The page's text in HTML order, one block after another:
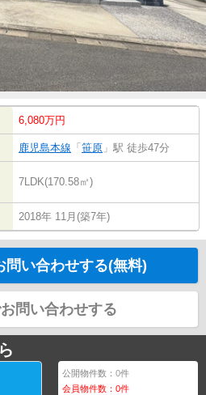
6,080万円
鹿児島本線 「 笹原 」駅 徒歩47分
7LDK(170.58㎡)
2018年 11月(築7年)
問い合わせする(無料)
問い合わせする
公開物件数：0件
会員物件数：0件